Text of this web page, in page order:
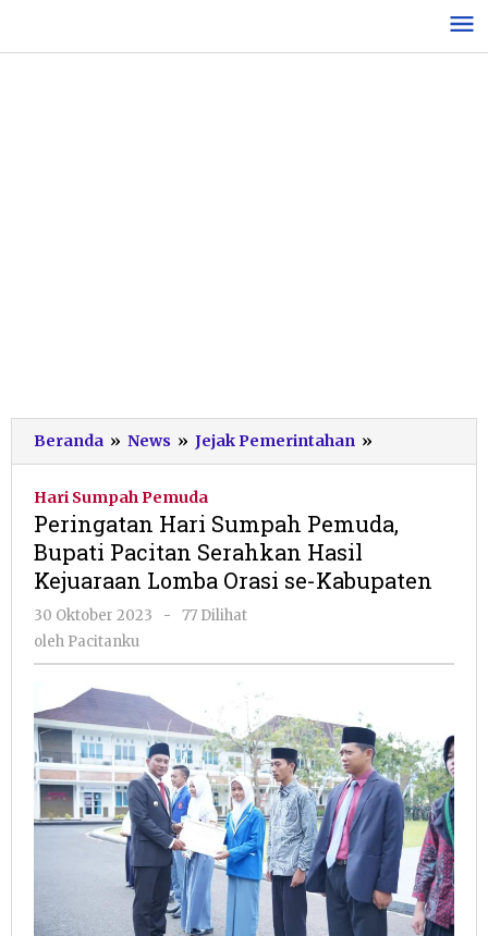
konten
Beranda » News » Jejak Pemerintahan »
Hari
Bupati
Serahkan
Orasi
Hari Sumpah Pemuda
Peringatan Hari Sumpah Pemuda,
Bupati Pacitan Serahkan Hasil
Kejuaraan Lomba Orasi se-Kabupaten
30 Oktober 2023
oleh
-
77 Dilihat
oleh Pacitanku